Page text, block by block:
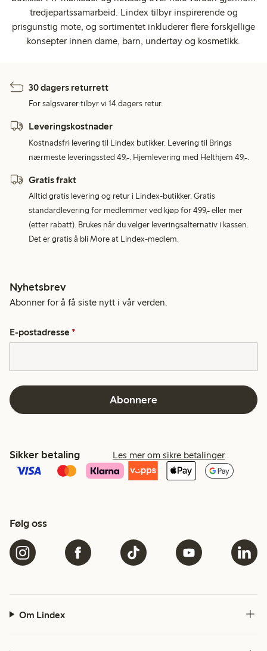
tredjepartssamarbeid. Lindex tilbyr inspirerende og
prisgunstig mote, og sortimentet inkluderer flere forskjellige
konsepter innen dame, barn, undertøy og kosmetikk.
30 dagers returrett
For salgsvarer tilbyr vi 14 dagers retur.
Leveringskostnader
Kostnadsfri levering til Lindex butikker. Levering til Brings
nærmeste leveringssted 49,-. Hjemlevering med Helthjem 49,-.
Gratis frakt
Alltid gratis levering og retur i Lindex-butikker. Gratis
standardlevering for medlemmer ved kjøp for 499,- eller mer
(etter rabatt). Brukes når du velger leveringsalternativ i kassen.
Det er gratis å bli More at Lindex-medlem.
Nyhetsbrev
Abonner for å få siste nytt i vår verden.
E-postadresse *
Abonnere
Sikker betaling Les mer om sikre betalinger
Følg oss
Om Lindex